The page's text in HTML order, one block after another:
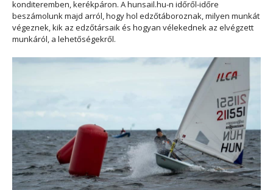
konditeremben, kerékpáron. A hunsail.hu-n időről-időre
beszámolunk majd arról, hogy hol edzőtáboroznak, milyen munkát
végeznek, kik az edzőtársaik és hogyan vélekednek az elvégzett
munkáról, a lehetőségekről.